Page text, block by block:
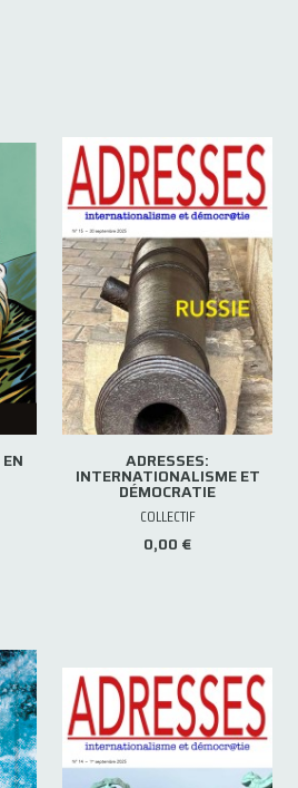
ADRESSES:
INTERNATIONALISME ET
DÉMOCRATIE
COLLECTIF
0,00 €